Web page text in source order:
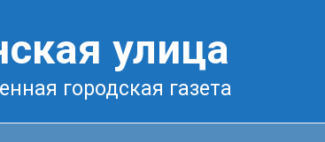
улица
городская газета